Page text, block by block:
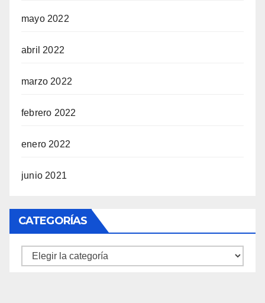
mayo 2022
abril 2022
marzo 2022
febrero 2022
enero 2022
junio 2021
CATEGORÍAS
Categorías